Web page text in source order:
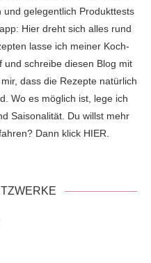
gelegentlich Produkttests
Hier dreht sich alles rund
lasse ich meiner Koch-
und schreibe diesen Blog mit
dass die Rezepte natürlich
Wo es möglich ist, lege ich
Saisonalität. Du willst mehr
Dann klick HIER